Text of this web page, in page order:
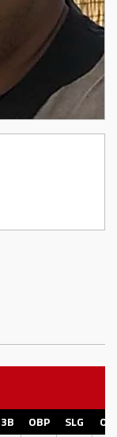
3B OBP SLG